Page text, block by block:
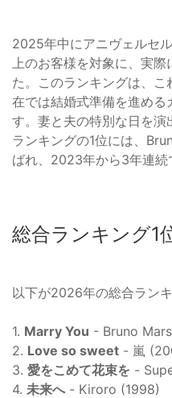
2025年中にアニヴェルセ
上のお客様を対象に、実
た。このランキングは、
在では結婚式準備を進める
す。妻と夫の特別な日を
ランキングの1位には、
ばれ、2023年から3年連続
総合ランキング1
以下が2026年の総合ラン
1. Marry You - Bruno
2. Love so sweet - 嵐
3. 愛をこめて花束を -
4. 未来へ- Kiroro (1998)